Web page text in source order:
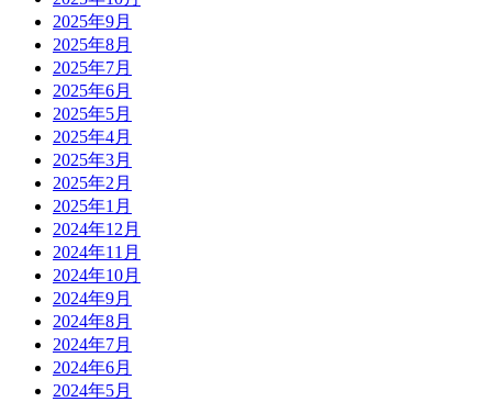
2025年9月
2025年8月
2025年7月
2025年6月
2025年5月
2025年4月
2025年3月
2025年2月
2025年1月
2024年12月
2024年11月
2024年10月
2024年9月
2024年8月
2024年7月
2024年6月
2024年5月